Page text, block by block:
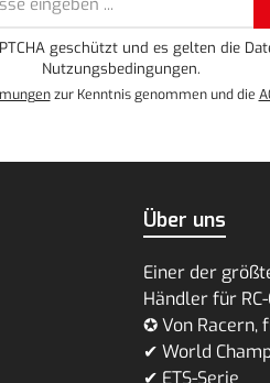
Mail-
geschützt und es gelten die
Nutzungsbedingungen.
zur Kenntnis genommen und die
Über uns
Einer der
Händler für
✪ Von Racern,
✔ World
✔ ETS-Serie